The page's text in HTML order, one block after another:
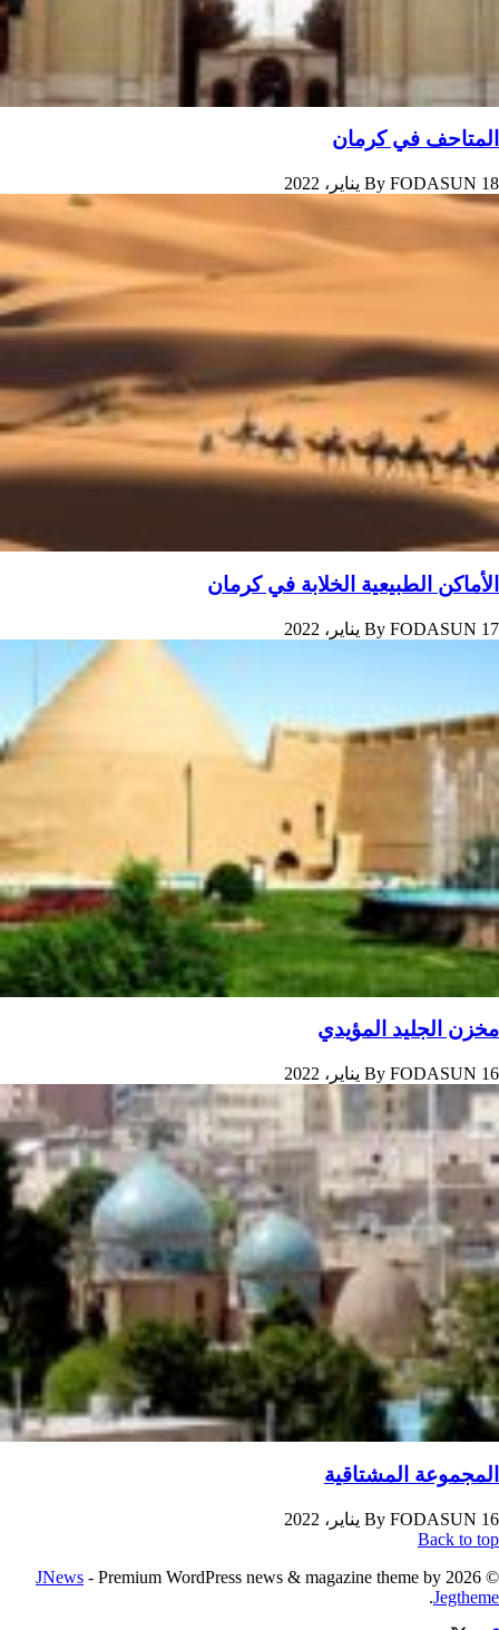
المتاحف في کرمان
By FODASUN 18 يناير، 2022
الأماکن الطبيعية الخلابة في کرمان
By FODASUN 17 يناير، 2022
مخزن الجليد المؤيدي
By FODASUN 16 يناير، 2022
المجموعة المشتاقیة
By FODASUN 16 يناير، 2022
Back to top
© 2026
JNews - Premium WordPress news & magazine theme by
Jegtheme
.